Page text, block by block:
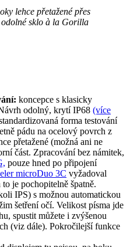
lehce přetažené přes
odolné sklo à la Gorilla
koncepce s klasicky
odolný, krytí IP68 (více
forma testování
pádu na ocelový povrch z
přetažené (možná ani ne
část. Zpracování bez námitek,
pouze hned po připojení
microDuo 3C vyžadoval
je pochopitelně špatně.
IPS) s možnou automatickou
šetření očí. Velikost písma jde
spustit můžete i zvýšenou
(viz dále). Pokročilejší funkce